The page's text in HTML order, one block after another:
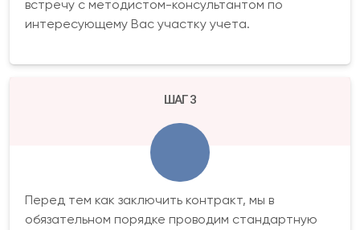
встречу с методистом-консультантом по
интересующему Вас участку учета.
ШАГ 3
Перед тем как заключить контракт, мы в
обязательном порядке проводим стандартную